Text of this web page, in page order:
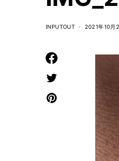
INPUTOUT 2021年10月